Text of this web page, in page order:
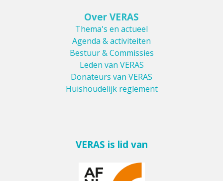
Over VERAS
Thema's en actueel
Agenda & activiteiten
Bestuur & Commissies
Leden van VERAS
Donateurs van VERAS
Huishoudelijk reglement
VERAS is lid van